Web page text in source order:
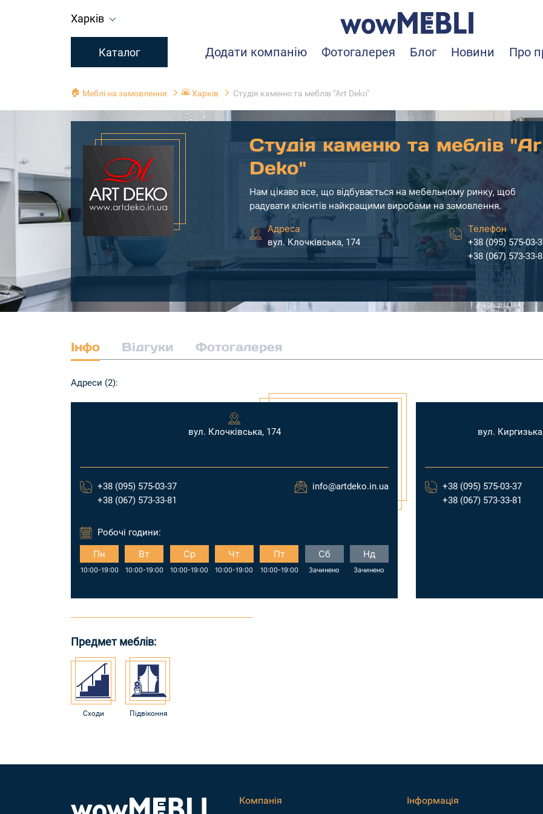
Харків
Каталог Додати компанію Фотогалерея Блог Новини Про
🏠 Меблі на замовлення 🌇 Харків Студія каменю та меблів "Art Deko"
Студія каменю та меблів
Deko"
Нам цікаво все, що відбувається на мебельному ринку, щоб
радувати клієнтів найкращими виробами на замовлення.
Адреса
вул. Клочківська, 174
Телефон
+38 (095) 575-03-
+38 (067) 573-33-
Інфо Відгуки Фотогалерея
Адреси (2):
вул. Клочківська, 174
+38 (095) 575-03-37
+38 (067) 573-33-81
info@artdeko.in.ua
Робочі години:
Пн
10:00-19:00
Вт
10:00-19:00
Ср
10:00-19:00
Чт
10:00-19:00
Пт
10:00-19:00
Сб
Зачинено
Нд
Зачинено
вул.
+38 (095) 575-03-37
+38 (067) 573-33-81
Предмет меблів:
Сходи Підвіконня
Компанія Інформація